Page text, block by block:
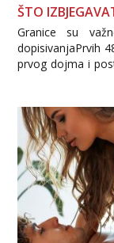
ŠTO
Granice su
dopisivanjaPrvih
prvog dojma i
Važno je
informacija, jer
povjerenje.